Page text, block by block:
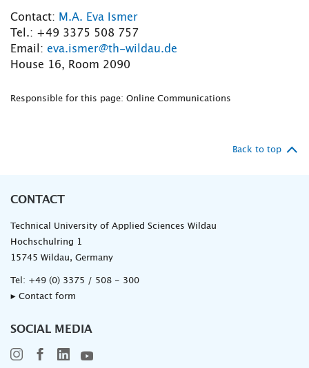
Contact: M.A. Eva Ismer
Tel.: +49 3375 508 757
Email: eva.ismer@th-wildau.de
House 16, Room 2090
Responsible for this page: Online Communications
Back to top
CONTACT
Technical University of Applied Sciences Wildau
Hochschulring 1
15745 Wildau, Germany
Tel: +49 (0) 3375 / 508 - 300
▸ Contact form
SOCIAL MEDIA